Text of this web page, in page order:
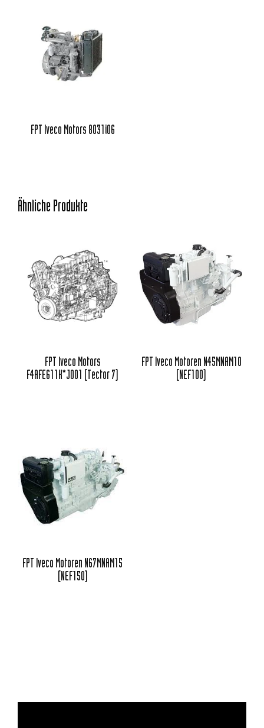
FPT Iveco Motors 8031i06
Ähnliche Produkte
FPT Iveco Motors
F4AFE611K*J001 (Tector 7)
FPT Iveco Motoren N45MNAM10
(NEF100)
FPT Iveco Motoren N67MNAM15
(NEF150)